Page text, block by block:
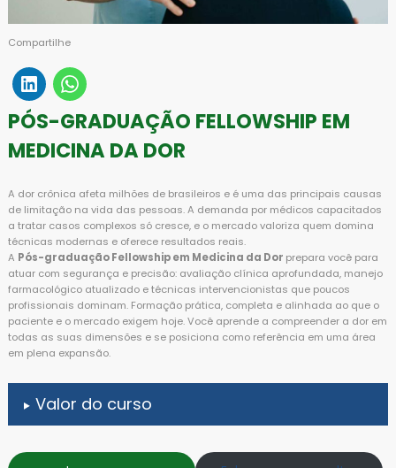
Compartilhe
PÓS-GRADUAÇÃO FELLOWSHIP EM
MEDICINA DA DOR
A dor crônica afeta milhões de brasileiros e é uma das principais causas
de limitação na vida das pessoas. A demanda por médicos capacitados
a tratar casos complexos só cresce, e o mercado valoriza quem domina
técnicas modernas e oferece resultados reais.
A Pós-graduação Fellowship em Medicina da Dor prepara você para
atuar com segurança e precisão: avaliação clínica aprofundada, manejo
farmacológico atualizado e técnicas intervencionistas que poucos
profissionais dominam. Formação prática, completa e alinhada ao que o
paciente e o mercado exigem hoje. Você aprende a compreender a dor em
todas as suas dimensões e se posiciona como referência em uma área
em plena expansão.
Valor do curso